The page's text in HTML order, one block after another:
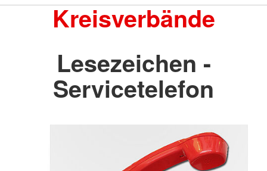
Kreisverbände
Lesezeichen -
Servicetelefon